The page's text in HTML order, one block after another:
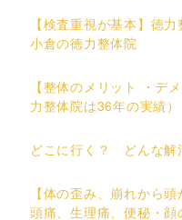
【検査重視が基本】徳
小倉の徳力整体院
【整体のメリット ・デ
力整体院は36年の実績）
どこに行く？ どんな解
【体の歪み、崩れから
頭痛、生理痛、便秘・